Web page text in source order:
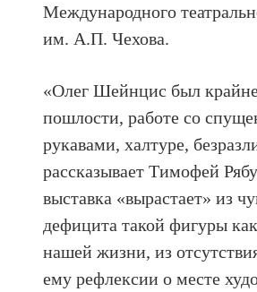
Международного
им. А.П. Чехова.
«Олег Шейнцис был
пошлости, работе со
рукавами, халтуре,
рассказывает Тимофей
выставка «вырастает» из
дефицита такой фигуры
нашей жизни, из
ему рефлексии о месте